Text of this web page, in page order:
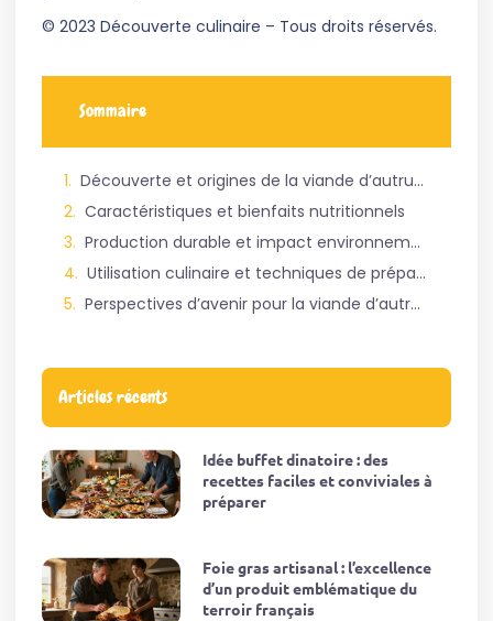
© 2023 Découverte culinaire – Tous droits réservés.
Sommaire
Découverte et origines de la viande d’autruche
Caractéristiques et bienfaits nutritionnels
Production durable et impact environnemental
Utilisation culinaire et techniques de préparation
Perspectives d’avenir pour la viande d’autruche
Articles récents
Idée buffet dinatoire : des
recettes faciles et conviviales à
préparer
Foie gras artisanal : l’excellence
d’un produit emblématique du
terroir français